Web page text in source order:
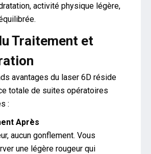
activité physique légère,
Traitement et
avantages du laser 6D réside
totale de suites opératoires
:
Après
aucun gonflement. Vous
une légère rougeur qui